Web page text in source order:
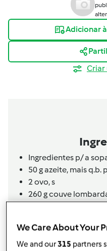
Adicionar
Criar
Ingredientes p/ a
50 g azeite, mais
2ovo,s
260 g couve
100 g alho francês,
rodelas
We Care About Your
We and our315 partners